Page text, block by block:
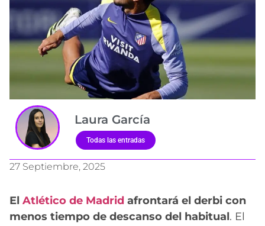
Laura García
Todas las entradas
27 Septiembre, 2025
El Atlético de Madrid afrontará el derbi con
menos tiempo de descanso del habitual. El